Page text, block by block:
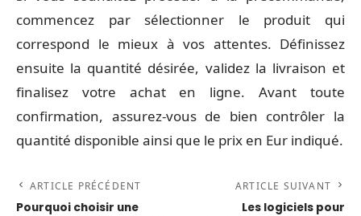
commencez par sélectionner le produit qui
correspond le mieux à vos attentes. Définissez
ensuite la quantité désirée, validez la livraison et
finalisez votre achat en ligne. Avant toute
confirmation, assurez-vous de bien contrôler la
quantité disponible ainsi que le prix en Eur indiqué.
ARTICLE PRÉCÉDENT
Pourquoi choisir une
ARTICLE SUIVANT
Les logiciels pour